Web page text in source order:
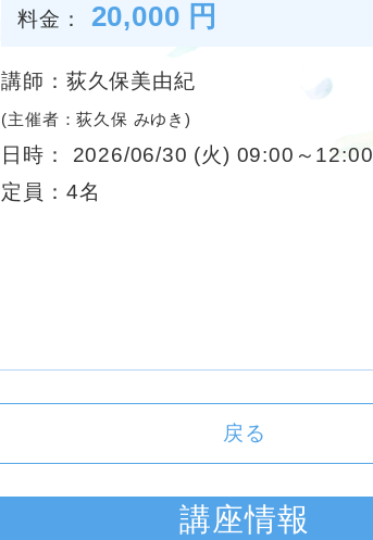
料金： 20,000 円
講師：荻久保美由紀
(主催者：荻久保 みゆき)
日時： 2026/06/30 (火) 09:00～12:00
定員：4名
戻る
講座情報